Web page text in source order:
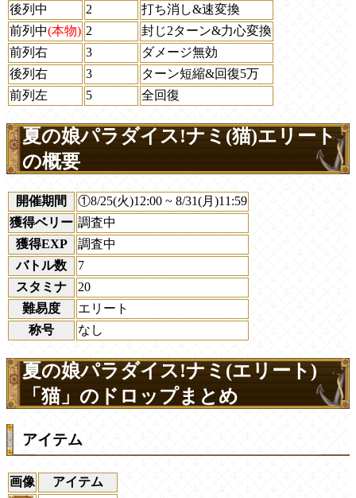
後列中 2
打ち消し&速変換
前列中(本物) 2
封じ2ターン&力心変換
前列右
3
ダメージ無効
後列右
3
ターン短縮&回復5万
前列左
5 全回復
夏の娘パラダイス!ナミ(猫)エリート
の概要
開催期間
①8/25(火)12:00 ~ 8/31(月)11:59
獲得ベリー 調査中
獲得EXP
調査中
バトル数
7
スタミナ
20
難易度
エリート
称号
なし
夏の娘パラダイス!ナミ(エリート)
「猫」のドロップまとめ
アイテム
画像
アイテム